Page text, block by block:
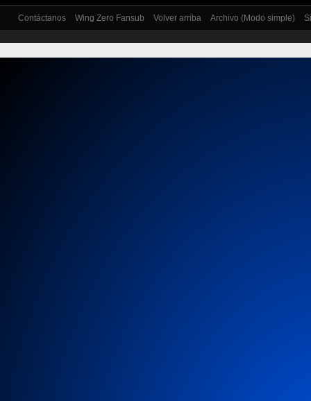
Contáctanos Wing Zero Fansub Volver arriba Archivo (Modo simple)